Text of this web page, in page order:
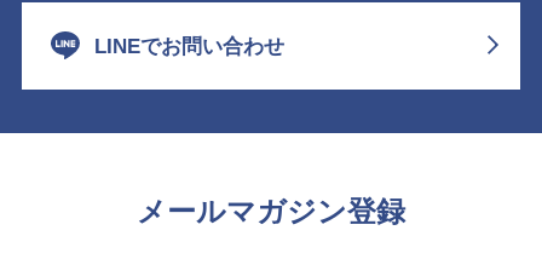
LINEでお問い合わせ
メールマガジン登録